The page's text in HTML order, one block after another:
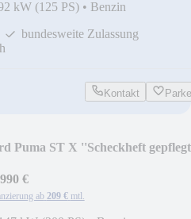
kW (125 PS) • Benzin
bundesweite Zulassung
Kontakt
Puma ST X ''Scheckheft
€
ab 209 € mtl.